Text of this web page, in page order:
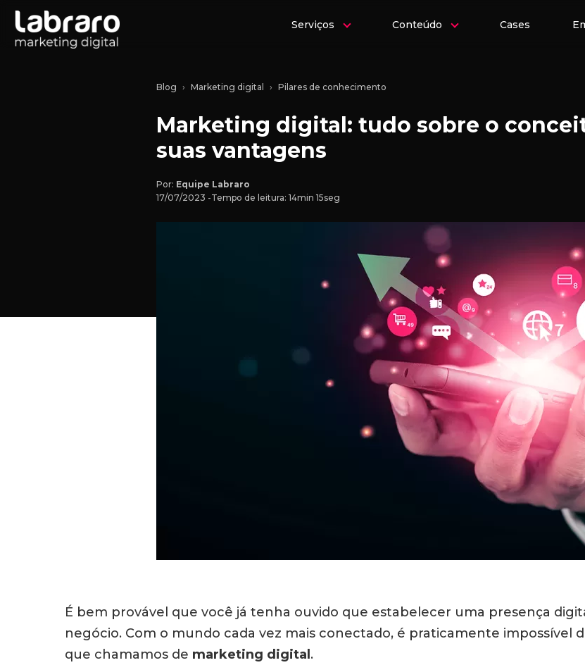
Serviços Conteúdo Cases
Blog Marketing digital Pilares de conhecimento
Marketing digital: tudo sobre o
suas vantagens
Por: Equipe Labraro
17/07/2023 -Tempo de leitura: 14min 15seg
É bem provável que você já tenha ouvido que estabelecer uma presença
negócio. Com o mundo cada vez mais conectado, é praticamente impossível
que chamamos de marketing digital .